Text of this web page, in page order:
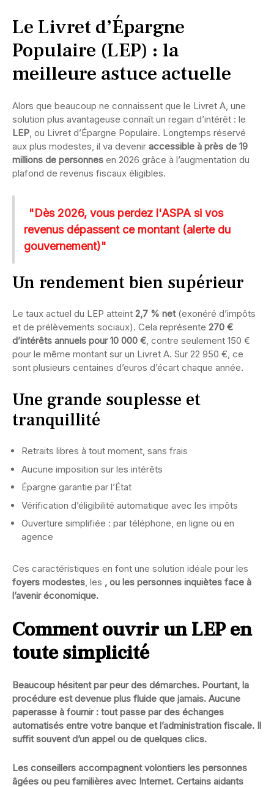
Le Livret d’Épargne
Populaire (LEP) : la
meilleure astuce actuelle
Alors que beaucoup ne connaissent que le Livret A, une
solution plus avantageuse connaît un regain d’intérêt : le
LEP, ou Livret d’Épargne Populaire. Longtemps réservé
aux plus modestes, il va devenir accessible à près de 19
millions de personnes en 2026 grâce à l’augmentation du
plafond de revenus fiscaux éligibles.
"Dès 2026, vous perdez l'ASPA si vos
revenus dépassent ce montant (alerte du
gouvernement)"
Un rendement bien supérieur
Le taux actuel du LEP atteint 2,7 % net(exonéré d’impôts
et de prélèvements sociaux). Cela représente 270 €
d’intérêts annuels pour 10 000 €, contre seulement 150 €
pour le même montant sur un Livret A. Sur 22 950 €, ce
sont plusieurs centaines d’euros d’écart chaque année.
Une grande souplesse et
tranquillité
Retraits libres à tout moment, sans frais
Aucune imposition sur les intérêts
Épargne garantie par l’État
Vérification d’éligibilité automatique avec les impôts
Ouverture simplifiée : par téléphone, en ligne ou en
agence
Ces caractéristiques en font une solution idéale pour les
foyers modestes, les , ou les personnes inquiètes face à
l’avenir économique.
Comment ouvrir un LEP en
toute simplicité
Beaucoup hésitent par peur des démarches. Pourtant, la
procédure est devenue plus fluide que jamais. Aucune
paperasse à fournir : tout passe par des échanges
automatisés entre votre banque et l’administration fiscale. Il
suffit souvent d’un appel ou de quelques clics.
Les conseillers accompagnent volontiers les personnes
âgées ou peu familières avec Internet. Certains aidants